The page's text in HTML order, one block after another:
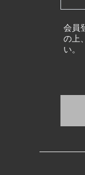
会員
の上
い。